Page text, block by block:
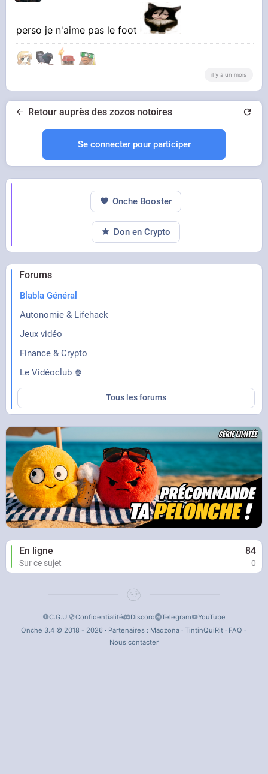
perso je n'aime pas le foot
il y a un mois
Retour auprès des zozos notoires
Se connecter pour participer
Forums
Blabla Général
Autonomie & Lifehack
Jeux vidéo
Finance & Crypto
Le Vidéoclub 🍿
Tous les forums
En ligne 84
Sur ce sujet 0
Onche Booster
Don en Crypto
C.G.U. Confidentialité Discord Telegram
YouTube
Onche 3.4 © 2018 - 2026 · Partenaires : Madzona· TintinQuiRit· FAQ ·
Nous contacter